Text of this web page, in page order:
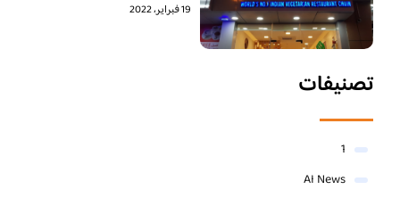
19 فبراير، 2022
تصنيفات
1
AI News